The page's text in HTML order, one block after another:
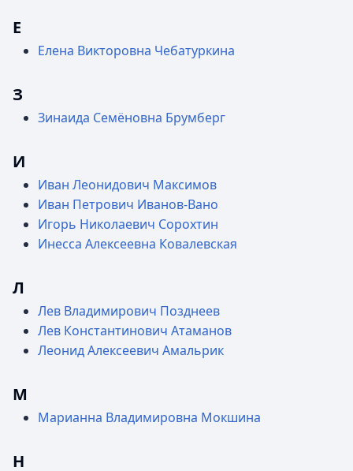
Е
Елена Викторовна Чебатуркина
З
Зинаида Семёновна Брумберг
И
Иван Леонидович Максимов
Иван Петрович Иванов-Вано
Игорь Николаевич Сорохтин
Инесса Алексеевна Ковалевская
Л
Лев Владимирович Позднеев
Лев Константинович Атаманов
Леонид Алексеевич Амальрик
М
Марианна Владимировна Мокшина
Н